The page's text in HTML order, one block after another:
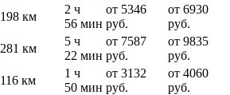
198 км
2 ч
56 мин
от 5346
руб.
от 6930
руб.
281 км
5 ч
22 мин
от 7587
руб.
от 9835
руб.
116 км
1 ч
50 мин
от 3132
руб.
от 4060
руб.